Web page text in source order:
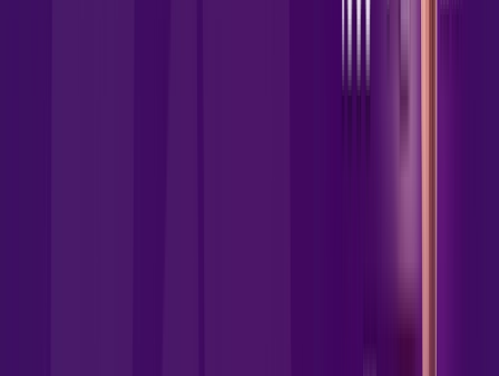
Jogue online com estabilidade, velocidade e sem lag